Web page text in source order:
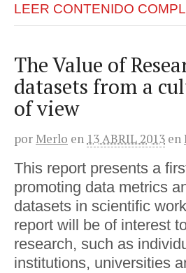
LEER CONTENIDO
The Value of
datasets from a
of view
por Merlo en 13 ABRIL 2013 en
This report presents a
promoting data metrics
datasets in scientific
report will be of interest
research, such as
institutions, universities